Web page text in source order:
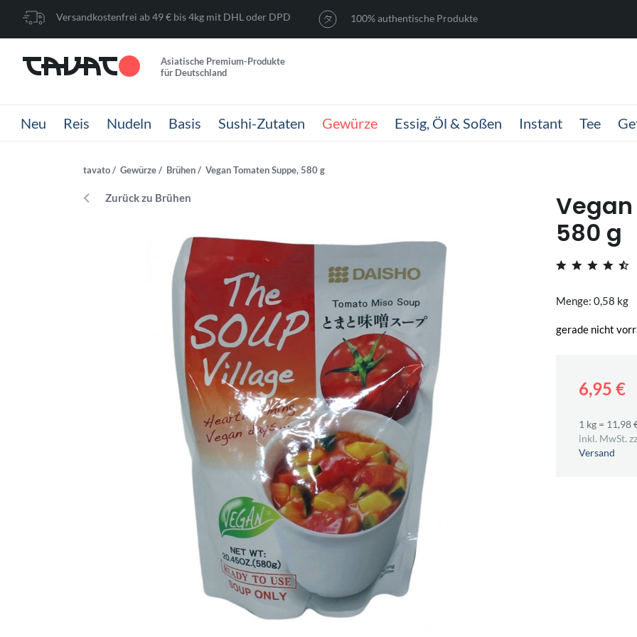
Versandkostenfrei ab 49 € bis 4kg mit DHL oder DPD 100% authentische Produkte
Asiatische Premium-Produkte
für Deutschland
Neu Reis Nudeln Basis Sushi-Zutaten Gewürze Essig, Öl & Soßen Instant Tee
tavato Gewürze Brühen Vegan Tomaten Suppe, 580 g
Zurück zu Brühen
580 g
Menge: 0,58 kg
gerade nicht
6,95 €
1 kg = 11,98
inkl. MwSt.
Versand